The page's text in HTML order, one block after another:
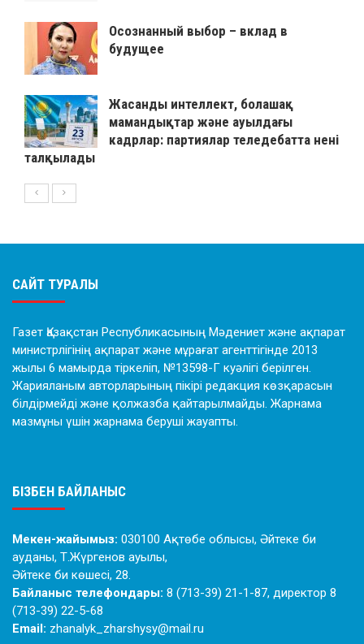
Осознанный выбор – вклад в
будущее
Жасанды интеллект, болашақ
мамандықтар және ауылдағы
кадрлар: партиялар теледебатта нені
талқылады
САЙТ ТУРАЛЫ
Газет Қазақстан Республикасының Мәдениет және ақпарат
министрлігінің ақпарат және мұрағат агенттігінде 2013
жылы 6 мамырда тіркеліп, №13598-Г куәлігі берілген.
Жарияланым авторларының пікірі редакция көзқарасын
білдірмейді және қолжазба қайтарылмайды. Жарнама
мазмұны үшін жарнама беруші жауапты.
БІЗБЕН БАЙЛАНЫС
Мекен-жайымыз: 030100 Ақтөбе облысы, Әйтеке би
ауданы, Т.Жүргенов ауылы,
Әйтеке би көшесі, 28.
Байланыс телефондары: 8 (713-39) 21-1-87, директор 8
(713-39) 22-5-68
Email: zhanalyk_zharshysy@mail.ru